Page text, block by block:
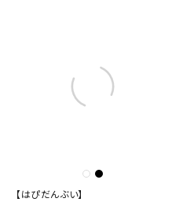
【はぴだんぶい】